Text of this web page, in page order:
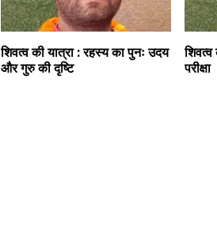
शिवत्व की यात्रा : रहस्य का पुनः उदय
और गुरु की दृष्टि
परीक्षा